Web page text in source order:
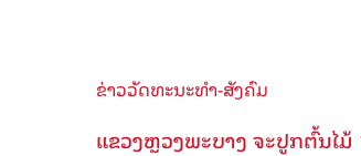
ຂ່າວວັດທະນະທຳ-ສັງຄົມ
ແຂວງຫຼວງພະບາງ ຈະປູກຕົ້ນໄ